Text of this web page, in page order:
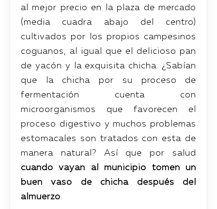
al mejor precio en la plaza de mercado
(media cuadra abajo del centro)
cultivados por los propios campesinos
coguanos, al igual que el delicioso pan
de yacón y la exquisita chicha. ¿Sabían
que la chicha por su proceso de
fermentación cuenta con
microorganismos que favorecen el
proceso digestivo y muchos problemas
estomacales son tratados con esta de
manera natural? Así que por salud
cuando vayan al municipio tomen un
buen vaso de chicha después del
almuerzo.